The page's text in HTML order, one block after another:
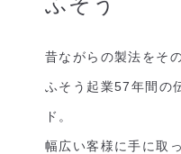
ふそう
昔ながらの製法をそ
ふそう起業57年間の
ド。
幅広い客様に手に取